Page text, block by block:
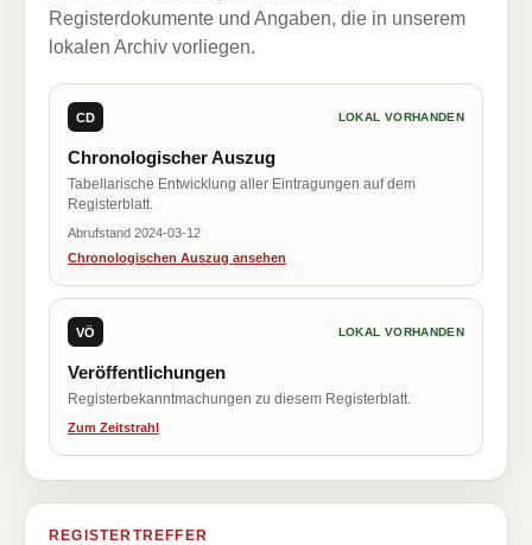
Registerdokumente und Angaben, die in unserem
lokalen Archiv vorliegen.
CD LOKAL VORHANDEN
Chronologischer Auszug
Tabellarische Entwicklung aller Eintragungen auf dem
Registerblatt.
Abrufstand 2024-03-12
Chronologischen Auszug ansehen
VÖ LOKAL VORHANDEN
Veröffentlichungen
Registerbekanntmachungen zu diesem Registerblatt.
Zum Zeitstrahl
REGISTERTREFFER